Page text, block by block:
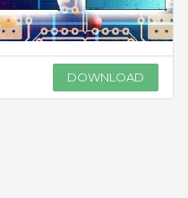
DOWNLOAD